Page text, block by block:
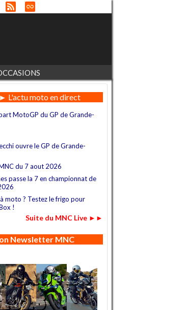
L'actu moto en direct
MotoGP du GP de Grande-
ouvre le GP de Grande-
du 7 aout 2026
passe la 7 en championnat de
moto ? Testez le frigo pour
!
Suite du MNC Live ►►
Newsletter MNC